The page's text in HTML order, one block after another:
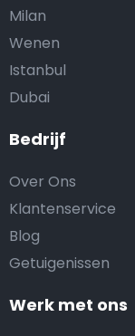
Bedrijf
Over Ons
Klantenservice
Blog
Getuigenissen
Werk met ons
Milan
Wenen
Istanbul
Dubai